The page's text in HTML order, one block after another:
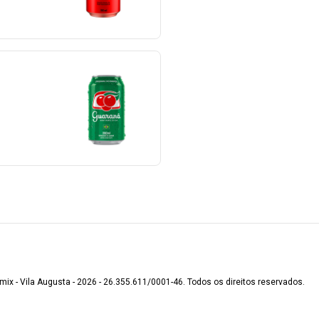
- Vila Augusta - 2026 - 26.355.611/0001-46. Todos os direitos reservados.